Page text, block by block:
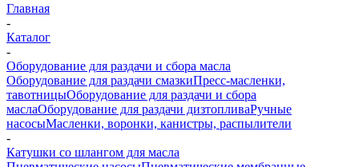
Главная
-
Каталог
-
Оборудование для раздачи и сбора масла
Оборудование для раздачи смазкиПресс-масленки,
тавотницыОборудование для раздачи и сбора
маслаОборудование для раздачи дизтопливаРучные
насосыМасленки, воронки, канистры, распылители
-
Катушки со шлангом для масла